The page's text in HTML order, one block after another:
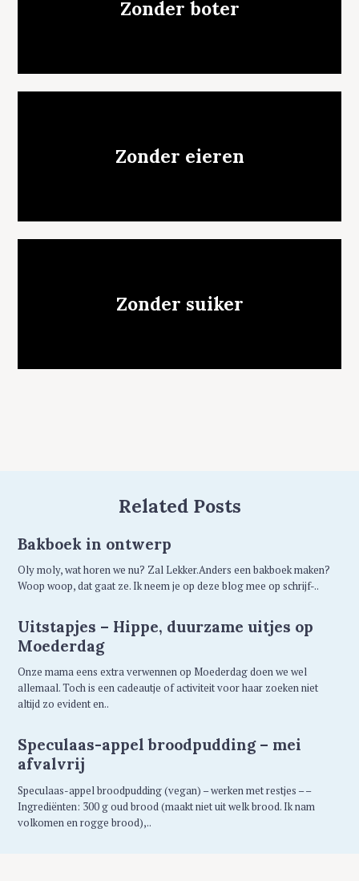
Zonder boter
Zonder eieren
Zonder suiker
Related Posts
Bakboek in ontwerp
Oly moly, wat horen we nu? Zal Lekker.Anders een bakboek maken?
Woop woop, dat gaat ze. Ik neem je op deze blog mee op schrijf-..
Uitstapjes – Hippe, duurzame uitjes op
Moederdag
Onze mama eens extra verwennen op Moederdag doen we wel
allemaal. Toch is een cadeautje of activiteit voor haar zoeken niet
altijd zo evident en..
Speculaas-appel broodpudding – mei
afvalvrij
Speculaas-appel broodpudding (vegan) – werken met restjes – –
Ingrediënten: 300 g oud brood (maakt niet uit welk brood. Ik nam
volkomen en rogge brood),..